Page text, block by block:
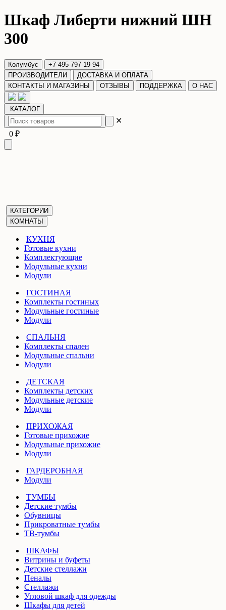
Шкаф Либерти нижний ШН
300
Колумбус
+7-495-797-19-94
ПРОИЗВОДИТЕЛИ
ДОСТАВКА И ОПЛАТА
КОНТАКТЫ И МАГАЗИНЫ
ОТЗЫВЫ ПОДДЕРЖКА О НАС
КАТАЛОГ
✕
0 ₽
КАТЕГОРИИ
КОМНАТЫ
КУХНЯ
Готовые кухни
Комплектующие
Модульные кухни
Модули
ГОСТИНАЯ
Комплекты гостиных
Модульные гостиные
Модули
СПАЛЬНЯ
Комплекты спален
Модульные спальни
Модули
ДЕТСКАЯ
Комплекты детских
Модульные детские
Модули
ПРИХОЖАЯ
Готовые прихожие
Модульные прихожие
Модули
ГАРДЕРОБНАЯ
Модули
ТУМБЫ
Детские тумбы
Обувницы
Прикроватные тумбы
ТВ-тумбы
ШКАФЫ
Витрины и буфеты
Детские стеллажи
Пеналы
Стеллажи
Угловой шкаф для одежды
Шкафы для детей